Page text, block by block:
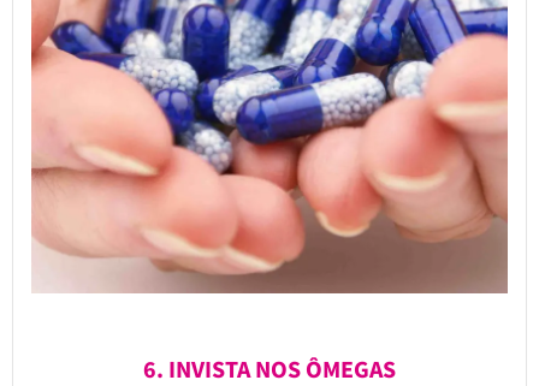
6. INVISTA NOS ÔMEGAS